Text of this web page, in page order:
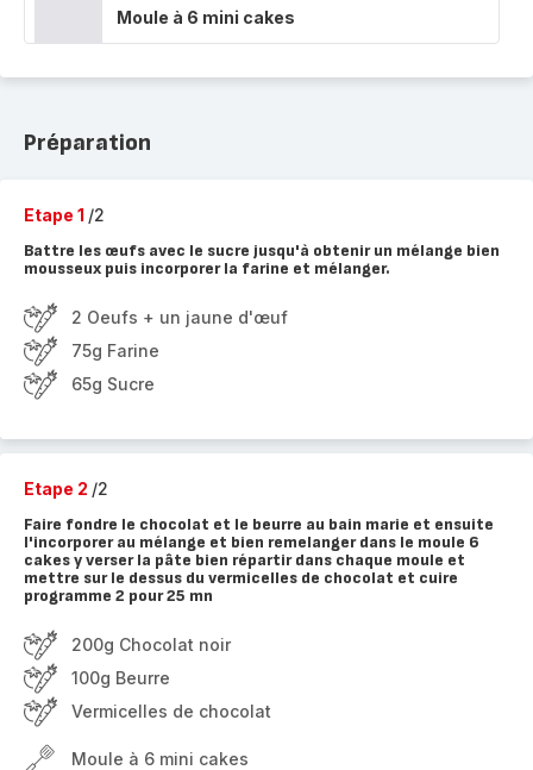
Moule à 6 mini cakes
Préparation
Etape 1 /2
Battre les œufs avec le sucre jusqu'à obtenir un mélange bien
mousseux puis incorporer la farine et mélanger.
2 Oeufs + un jaune d'œuf
75g Farine
65g Sucre
Etape 2 /2
Faire fondre le chocolat et le beurre au bain marie et ensuite
l'incorporer au mélange et bien remelanger dans le moule 6
cakes y verser la pâte bien répartir dans chaque moule et
mettre sur le dessus du vermicelles de chocolat et cuire
programme 2 pour 25 mn
200g Chocolat noir
100g Beurre
Vermicelles de chocolat
Moule à 6 mini cakes